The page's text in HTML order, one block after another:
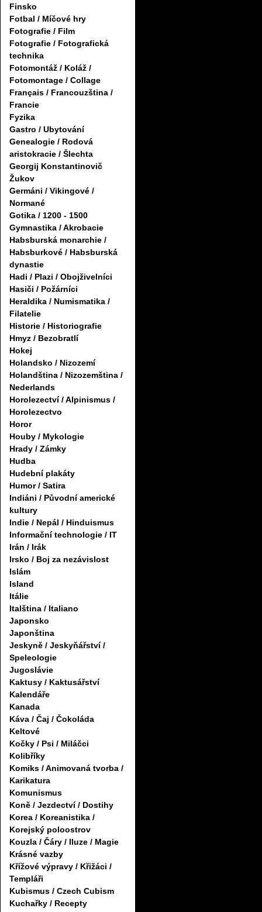
Finsko
Fotbal / Míčové hry
Fotografie / Film
Fotografie / Fotografická
technika
Fotomontáž / Koláž /
Fotomontage / Collage
Français / Francouzština /
Francie
Fyzika
Gastro / Ubytování
Genealogie / Rodová
aristokracie / Šlechta
Georgij Konstantinovič
Žukov
Germáni / Vikingové /
Normané
Gotika / 1200 - 1500
Gymnastika / Akrobacie
Habsburská monarchie /
Habsburkové / Habsburská
dynastie
Hadi / Plazi / Obojživelníci
Hasiči / Požárníci
Heraldika / Numismatika /
Filatelie
Historie / Historiografie
Hmyz / Bezobratlí
Hokej
Holandsko / Nizozemí
Holandština / Nizozemština /
Nederlands
Horolezectví / Alpinismus /
Horolezectvo
Horor
Houby / Mykologie
Hrady / Zámky
Hudba
Hudební plakáty
Humor / Satira
Indiáni / Původní americké
kultury
Indie / Nepál / Hinduismus
Informační technologie / IT
Irán / Irák
Irsko / Boj za nezávislost
Islám
Island
Itálie
Italština / Italiano
Japonsko
Japonština
Jeskyně / Jeskyňářství /
Speleologie
Jugoslávie
Kaktusy / Kaktusářství
Kalendáře
Kanada
Káva / Čaj / Čokoláda
Keltové
Kočky / Psi / Miláčci
Kolibříky
Komiks / Animovaná tvorba /
Karikatura
Komunismus
Koně / Jezdectví / Dostihy
Korea / Koreanistika /
Korejský poloostrov
Kouzla / Čáry / Iluze / Magie
Krásné vazby
Křížové výpravy / Křižáci /
Templáři
Kubismus / Czech Cubism
Kuchařky / Recepty